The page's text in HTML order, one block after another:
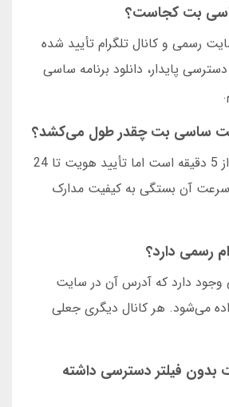
رسمی و کانال تلگرام تأیید شده
پایدار، دانلود برنامه ساسی
فرآیند ثبت نام کمتر از 5 دقیقه است اما تأیید هویت تا 24
آن بستگی به کیفیت مدارک
دارد که آدرس آن در سایت
می‌شود. هر کانال دیگری جعلی
فیلتر دسترسی داشته